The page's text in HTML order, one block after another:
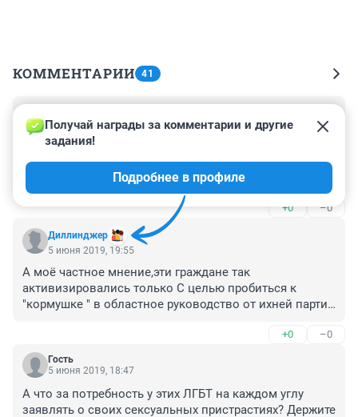
КОММЕНТАРИИ 41
4 августа 2020, 14:21
Хорошо, тогда вычеркните из школьной программы,
да и из науки вместе с их изобретениями, которыми
вы пользуетесь сами ежедневно, имена всех «этих».
Остаётся, что без «них», вы сами становитесь нулями.
+0 –0
Диллинджер
Получай награды за комментарии и другие
задания!
Подробнее в профиле
5 июня 2019, 19:55
А моё частное мнение,эти граждане так
активизировались только С целью пробиться к
"кормушке " в областное руководство от ихней партии
имеет право быть вовласти города и решать задачи
города,а этот учитель как показатель ,что и у них есть
люди С гуманитарным образованием .
перформансы и демонстрации раздражают людей ,но
+0 –0
Гость
5 июня 2019, 18:47
А что за потребность у этих ЛГБТ на каждом углу
заявлять о своих сексуальных пристрастиях? Держите